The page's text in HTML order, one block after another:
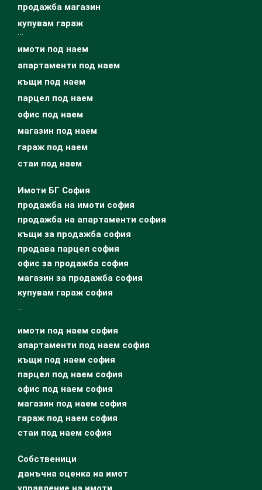
продажба магазин
купувам гараж
…
имоти под наем
апартаменти под наем
къщи под наем
парцел под наем
офис под наем
магазин под наем
гараж под наем
стаи под наем
Имоти БГ София
продажба на имоти софия
продажба на апартаменти софия
къщи за продажба софия
продава парцел софия
офис за продажба софия
магазин за продажба софия
купувам гараж софия
…
имоти под наем софия
апартаменти под наем софия
къщи под наем софия
парцел под наем софия
офис под наем софия
магазин под наем софия
гараж под наем софия
стаи под наем софия
Собственици
данъчна оценка на имот